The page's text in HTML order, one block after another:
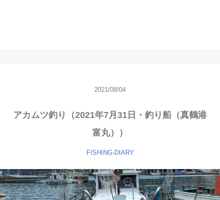
2021/08/04
アカムツ釣り（2021年7月31日・釣り船（真鶴港
富丸））
FISHING-DIARY